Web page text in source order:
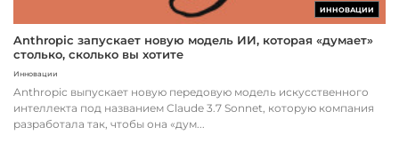
ИННОВАЦИИ
Anthropic запускает новую модель ИИ, которая «думает»
столько, сколько вы хотите
Инновации
Anthropic выпускает новую передовую модель искусственного
интеллекта под названием Claude 3.7 Sonnet, которую компания
разработала так, чтобы она «дум...